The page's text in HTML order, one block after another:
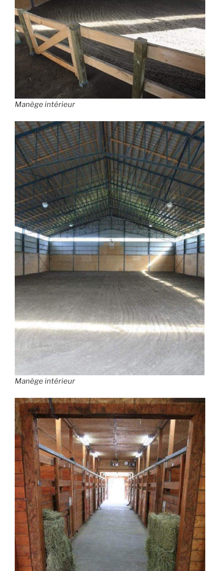
Manège intérieur
Manège intérieur